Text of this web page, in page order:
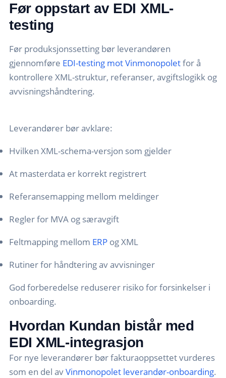
Før oppstart av EDI XML-
testing
Før produksjonssetting bør leverandøren
gjennomføre EDI-testing mot Vinmonopoletfor å
kontrollere XML-struktur, referanser, avgiftslogikk og
avvisningshåndtering.
Leverandører bør avklare:
Hvilken XML-schema-versjon som gjelder
At masterdata er korrekt registrert
Referansemapping mellom meldinger
Regler for MVA og særavgift
Feltmapping mellom ERP og XML
Rutiner for håndtering av avvisninger
God forberedelse reduserer risiko for forsinkelser i
onboarding.
Hvordan Kundan bistår med
EDI XML-integrasjon
For nye leverandører bør fakturaoppsettet vurderes
som en del avVinmonopolet leverandør-onboarding.